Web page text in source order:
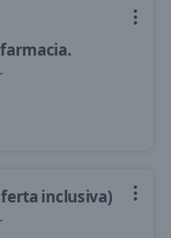
inclusiva)